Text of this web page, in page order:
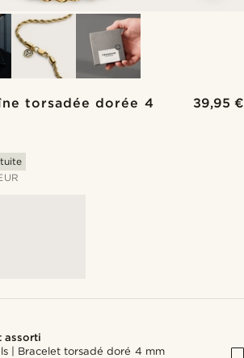
torsadée dorée 4
39,95 €
assorti
| Bracelet torsadé doré 4 mm